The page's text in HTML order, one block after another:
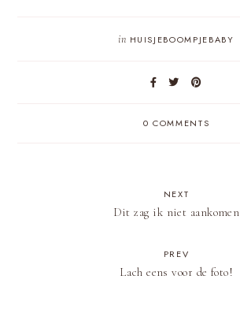
in HUISJEBOOMPJEBABY
0 COMMENTS
NEXT
Dit zag ik niet aankomen
PREV
Lach eens voor de foto!